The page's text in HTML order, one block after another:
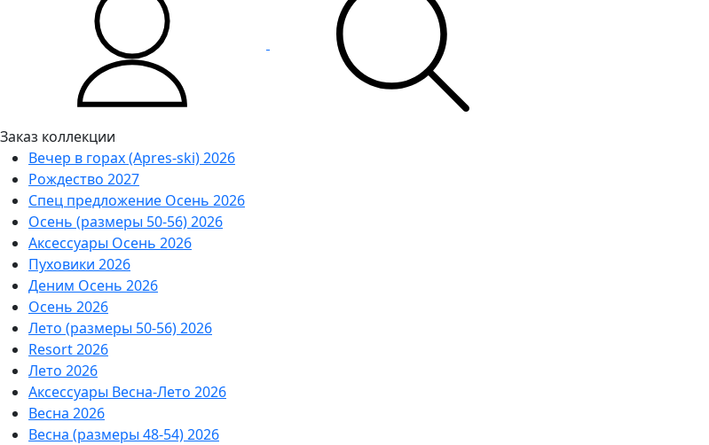
Заказ коллекции
Вечер в горах (Apres-ski) 2026
Рождество 2027
Спец предложение Осень 2026
Осень (размеры 50-56) 2026
Аксессуары Осень 2026
Пуховики 2026
Деним Осень 2026
Осень 2026
Лето (размеры 50-56) 2026
Resort 2026
Лето 2026
Аксессуары Весна-Лето 2026
Весна 2026
Весна (размеры 48-54) 2026